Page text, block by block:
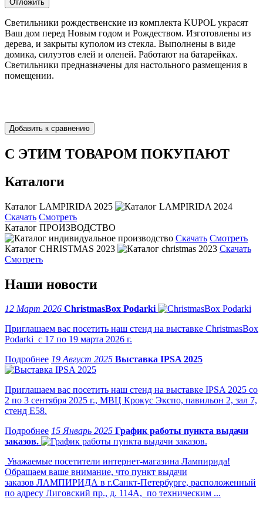
Светильники рождественские из комплекта KUPOL украсят
Ваш дом перед Новым годом и Рождеством. Изготовлены из
дерева, и закрыты куполом из стекла. Выполнены в виде
домика, силуэтов елей и оленей. Работают на батарейках.
Светильники предназначены для настольного размещения в
помещении.
С ЭТИМ ТОВАРОМ ПОКУПАЮТ
Каталоги
Каталог LAMPIRIDA 2025
Скачать Смотреть
Каталог ПРОИЗВОДСТВО
Скачать Смотреть
Каталог CHRISTMAS 2023
Скачать
Смотреть
Наши новости
12 Март 2026 ChristmasBox Podarki
Приглашаем вас посетить наш стенд на выставке ChristmasBox
Podarki с 17 по 19 марта 2026 г.
19 Август 2025 Выставка IPSA 2025
Приглашаем вас посетить наш стенд на выставке IPSA 2025 со
2 по 3 сентября 2025 г., МВЦ Крокус Экспо, павильон 2, зал 7,
стенд Е58.
15 Январь 2025 График работы пункта выдачи
заказов.
Уважаемые посетители интернет-магазина Лампирида!
Обращаем ваше внимание, что пункт выдачи
заказов ЛАМПИРИДА в г.Санкт-Петербурге, расположенный
по адресу Лиговский пр., д. 114А, по техническим ...